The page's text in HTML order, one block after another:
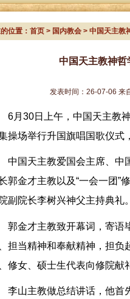
位置：首页 > 国内教会 > 中国天主教
中国天主教神哲
发表时间：26-07-06 来
6月30日上午，中国天主教
操场举行升国旗唱国歌仪式
中国天主教爱国会主席、中
郭金才主教以及“一会一团”
副院长李树兴神父主持典礼。
郭金才主教致开幕词，寄语
担当精神和奉献精神，担负
修女、硕士生代表向修院献
李山主教做总结讲话，他首